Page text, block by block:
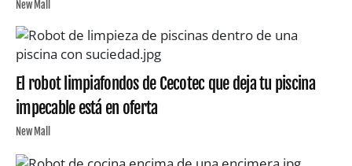
New Mall
El robot limpiafondos de Cecotec que deja tu piscina
impecable está en oferta
New Mall